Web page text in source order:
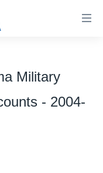
Military
- 2004-